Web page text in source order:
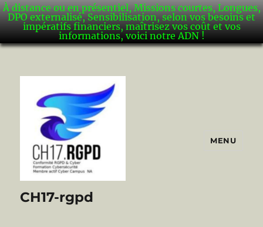
À distance ou en présentiel, Missions courtes, Longues,
DPO externalisé, Sensibilisation, selon vos besoins et
impératifs financiers, maîtrisez vos coût et vos
informations, voici notre ADN !
CH17-rgpd
MENU